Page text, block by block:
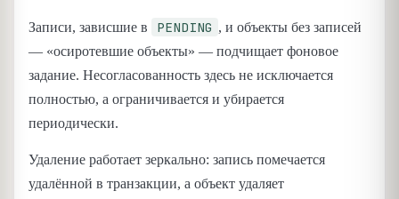
Записи, зависшие в PENDING , и объекты без записей
— «осиротевшие объекты» — подчищает фоновое
задание. Несогласованность здесь не исключается
полностью, а ограничивается и убирается
периодически.
Удаление работает зеркально: запись помечается
удалённой в транзакции, а объект удаляет